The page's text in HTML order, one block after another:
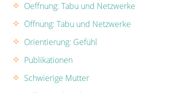
Oeffnung: Tabu und Netzwerke
Öffnung: Tabu und Netzwerke
Orientierung: Gefühl
Publikationen
Schwierige Mutter